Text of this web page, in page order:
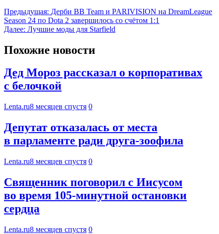
Предыдущая: Дерби BB Team и PARIVISION на DreamLeague
Season 24 по Dota 2 завершилось со счётом 1:1
Далее: Лучшие моды для Starfield
Похожие новости
Дед Мороз рассказал о корпоративах
с белочкой
Lenta.ru8 месяцев спустя 0
Депутат отказалась от места
в парламенте ради друга-зоофила
Lenta.ru8 месяцев спустя 0
Священник поговорил с Иисусом
во время 105-минутной остановки
сердца
Lenta.ru8 месяцев спустя 0